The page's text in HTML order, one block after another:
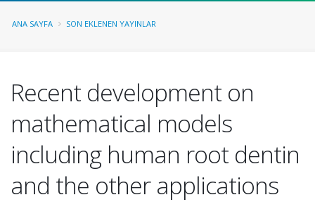
ANA SAYFA SON EKLENEN YAYINLAR
Recent development on
mathematical models
including human root dentin
and the other applications